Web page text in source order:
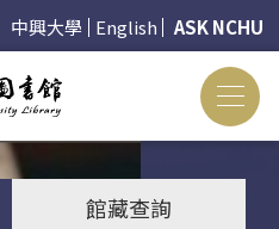
中興大學 English ASK NCHU
館藏查詢